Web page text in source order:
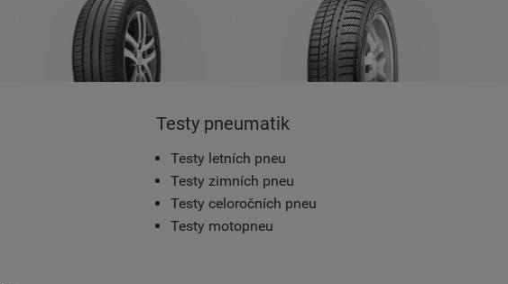
Testy pneumatik
Testy letních pneu
Testy zimních pneu
Testy celoročních pneu
Testy motopneu